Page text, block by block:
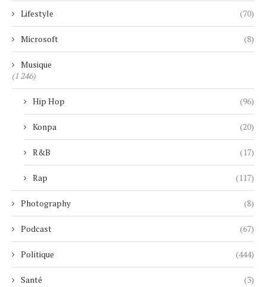
Lifestyle (70)
Microsoft (8)
Musique
(1 246)
Hip Hop (96)
Konpa (20)
R&B (17)
Rap (117)
Photography (8)
Podcast (67)
Politique (444)
Santé (3)